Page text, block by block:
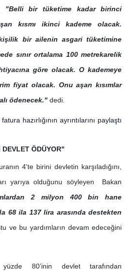
"Belli bir tüketime kadar birinci
kısmı ikinci kademe olacak.
bir ailenin asgari tüketimine
sınır ortalama 100 metrekarelik
göre olacak. O kademeye
fiyat olacak. Onu aşan kısımlar
ödenecek."dedi.
ÖDÜYOR"
4'te birini devletin karşıladığını,
yarıya olduğunu söyleyen Bakan
2 milyon 400 bin hane
68 ila 137 lira arasında destekten
ve bu yardımların devam edeceğini
80’inin devlet tarafından